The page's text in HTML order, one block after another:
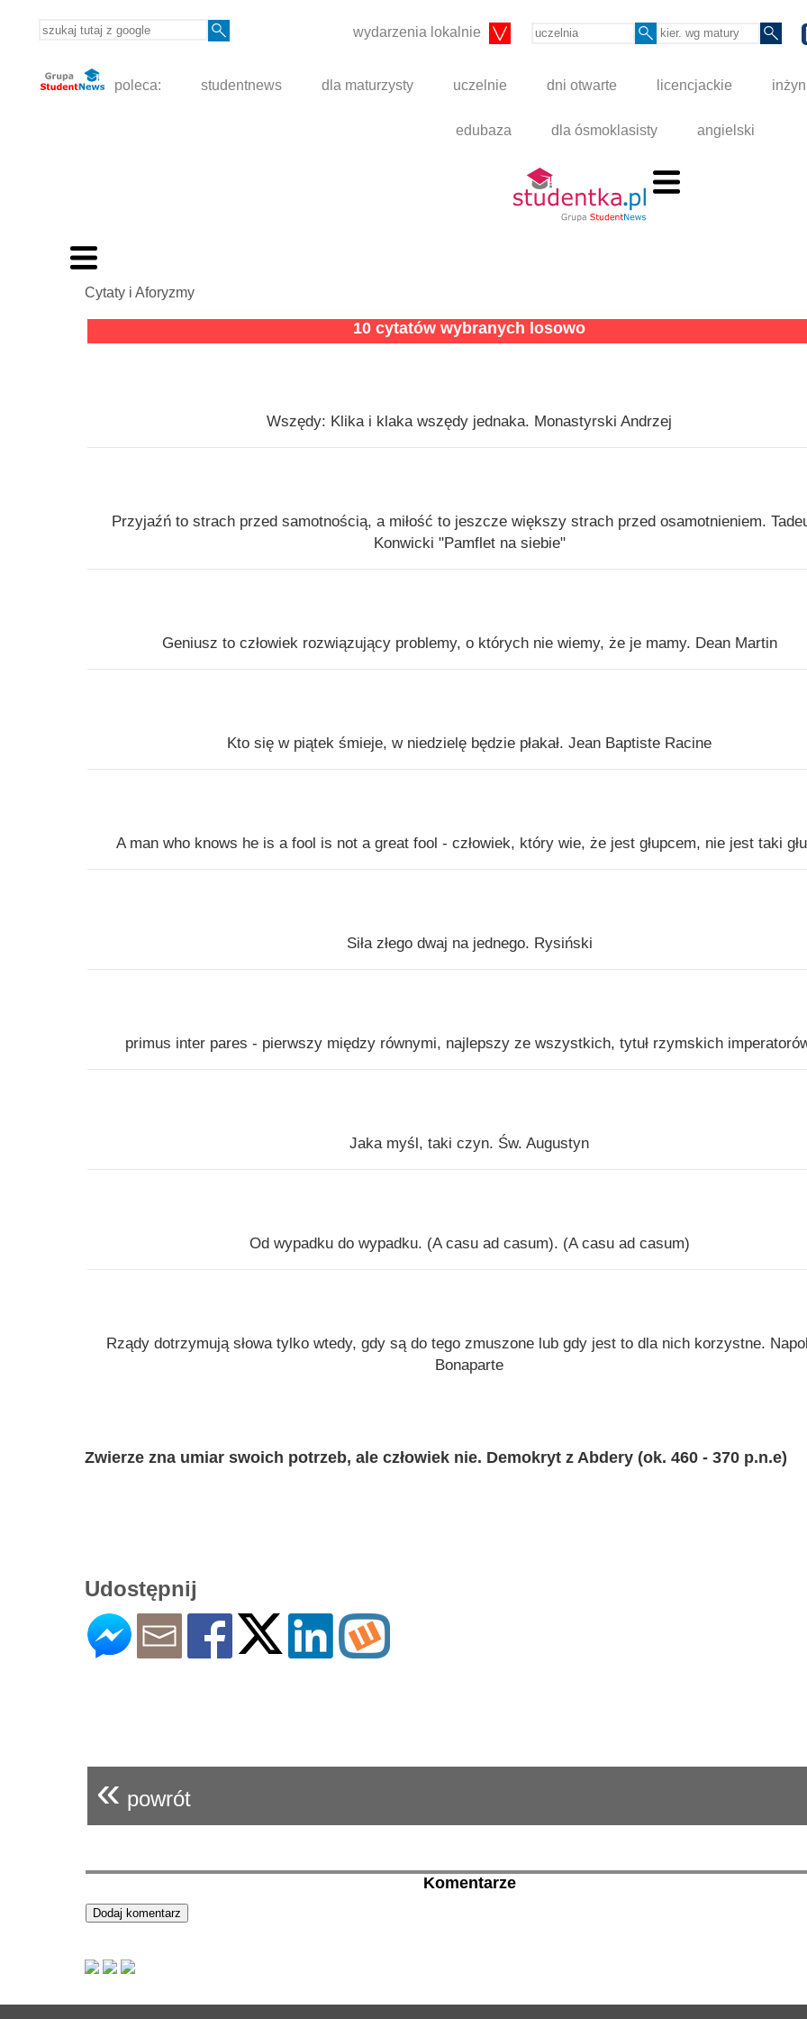
wydarzenia lokalnie
poleca: studentnews dla maturzysty uczelnie dni otwarte licencjackie
edubaza dla ósmoklasisty angielski
Cytaty i Aforyzmy
10 cytatów wybranych losowo
Wszędy: Klika i klaka wszędy jednaka. Monastyrski Andrzej
Przyjaźń to strach przed samotnością, a miłość to jeszcze większy strach przed osamotnieniem.
Konwicki "Pamflet na siebie"
Geniusz to człowiek rozwiązujący problemy, o których nie wiemy, że je mamy. Dean Martin
Kto się w piątek śmieje, w niedzielę będzie płakał. Jean Baptiste Racine
A man who knows he is a fool is not a great fool - człowiek, który wie, że jest głupcem, nie jest taki
Siła złego dwaj na jednego. Rysiński
primus inter pares - pierwszy między równymi, najlepszy ze wszystkich, tytuł rzymskich
Jaka myśl, taki czyn. Św. Augustyn
Od wypadku do wypadku. (A casu ad casum). (A casu ad casum)
Rządy dotrzymują słowa tylko wtedy, gdy są do tego zmuszone lub gdy jest to dla nich korzystne.
Bonaparte
Zwierze zna umiar swoich potrzeb, ale człowiek nie. Demokryt z Abdery (ok. 460 - 370 p.n.e)
Udostępnij
« powrót
Komentarze